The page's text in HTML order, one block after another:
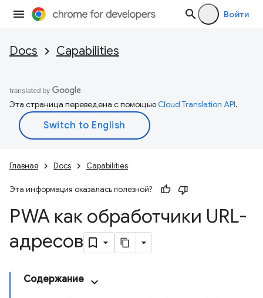
Войти
Docs Capabilities
Эта страница переведена с помощьюCloud Translation API.
Главная Docs Capabilities
Эта информация оказалась полезной?
PWA как обработчики URL-
адресов
Содержание